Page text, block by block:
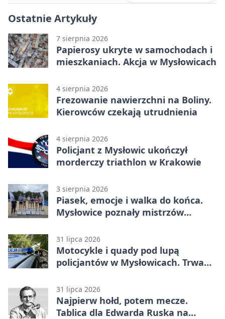
Ostatnie Artykuły
7 sierpnia 2026
Papierosy ukryte w samochodach i
mieszkaniach. Akcja w Mysłowicach
4 sierpnia 2026
Frezowanie nawierzchni na Boliny.
Kierowców czekają utrudnienia
4 sierpnia 2026
Policjant z Mysłowic ukończył
morderczy triathlon w Krakowie
3 sierpnia 2026
Piasek, emocje i walka do końca.
Mysłowice poznały mistrzów
31 lipca 2026
Motocykle i quady pod lupą
policjantów w Mysłowicach. Trwa
31 lipca 2026
Najpierw hołd, potem mecze.
Tablica dla Edwarda Ruska na